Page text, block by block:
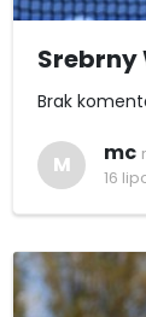
Srebrny
Brak
M mc
16